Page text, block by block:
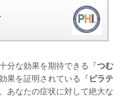
分な効果を期待できる『つむ
果を証明されている『 ピラテ
あなたの症状に対して絶大な